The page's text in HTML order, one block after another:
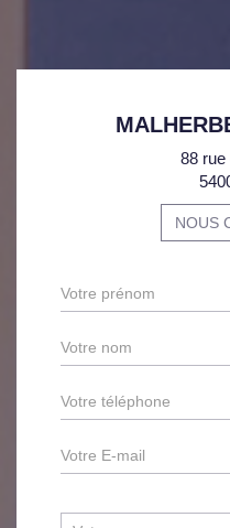
88 rue
NOUS